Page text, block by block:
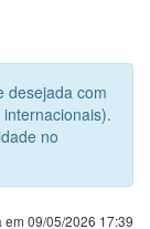
desejada com
no
09/05/2026 17:39